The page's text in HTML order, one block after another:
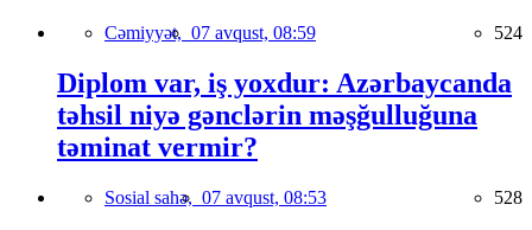
Cəmiyyət, 07 avqust, 08:59 524
Diplom var, iş yoxdur: Azərbaycanda
təhsil niyə gənclərin məşğulluğuna
təminat vermir?
Sosial sahə, 07 avqust, 08:53 528